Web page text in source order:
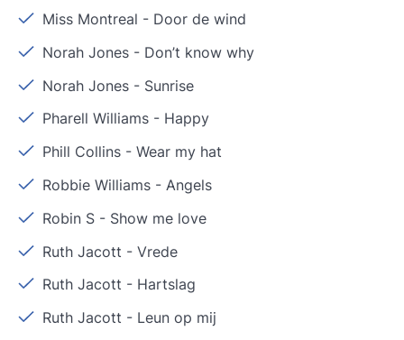
Miss Montreal - Door de wind
Norah Jones - Don’t know why
Norah Jones - Sunrise
Pharell Williams - Happy
Phill Collins -Wear my hat
Robbie Williams - Angels
Robin S - Show me love
Ruth Jacott -Vrede
Ruth Jacott - Hartslag
Ruth Jacott - Leun op mij